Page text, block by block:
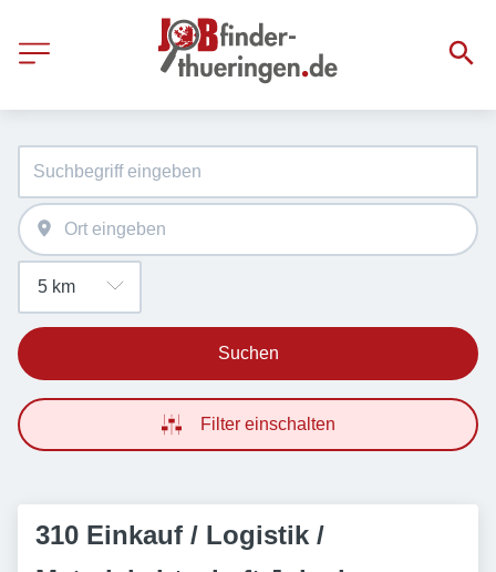
Suchen
Filter einschalten
310 Einkauf / Logistik /